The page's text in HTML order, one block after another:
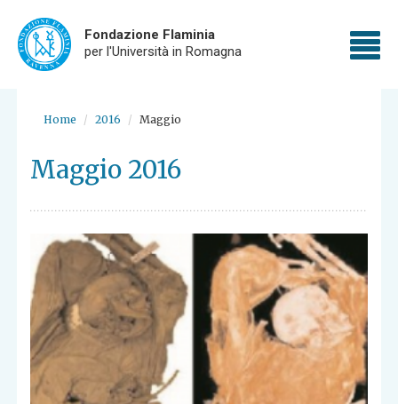
Fondazione Flaminia
per l'Università in Romagna
Home 2016 Maggio
Maggio 2016